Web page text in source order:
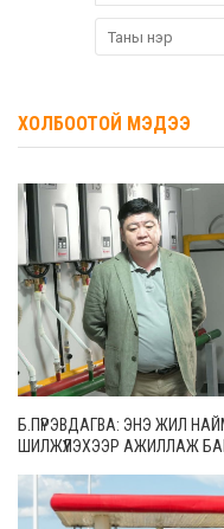
ХОЛБООТОЙ МЭДЭЭ
Б.ПҮРЭВДАГВА: ЭНЭ ЖИЛ
ШИЛЖҮҮЛЭХЭЭР АЖИЛЛАЖ